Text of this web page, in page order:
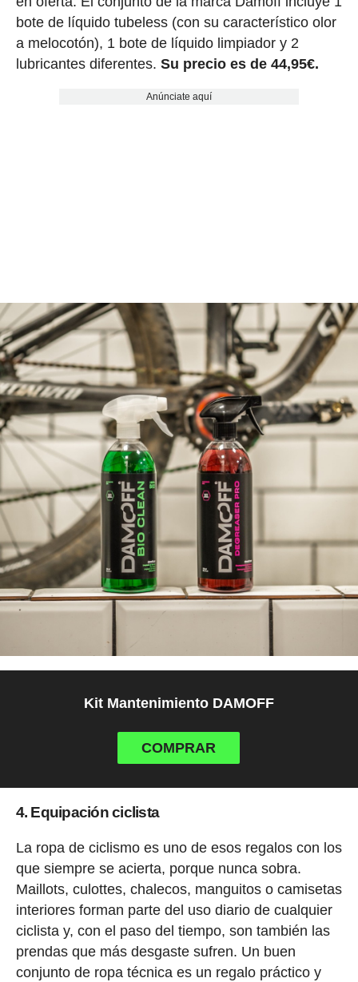
bote de líquido tubeless (con su característico olor
a melocotón), 1 bote de líquido limpiador y 2
lubricantes diferentes. Su precio es de 44,95€.
Anúnciate aquí
Kit Mantenimiento DAMOFF
COMPRAR
4. Equipación ciclista
La ropa de ciclismo es uno de esos regalos con los
que siempre se acierta, porque nunca sobra.
Maillots, culottes, chalecos, manguitos o camisetas
interiores forman parte del uso diario de cualquier
ciclista y, con el paso del tiempo, son también las
prendas que más desgaste sufren. Un buen
conjunto de ropa técnica es un regalo práctico y